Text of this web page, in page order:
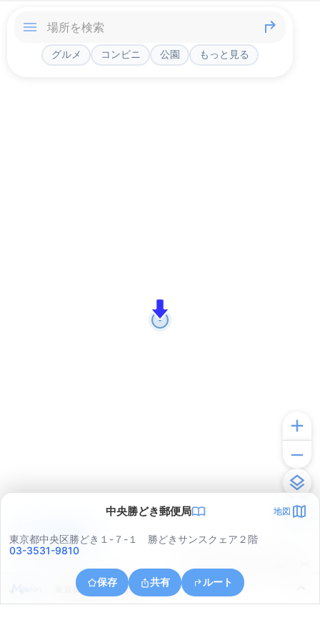
グルメ コンビニ 公園 もっと見る
中央勝どき郵便局 地図
東京都中央区勝どき１-７-１ 勝どきサンスクェア２階
03-3531-9810
保存 共有 ルート
東京都港区台場１丁目２
アプリで見る